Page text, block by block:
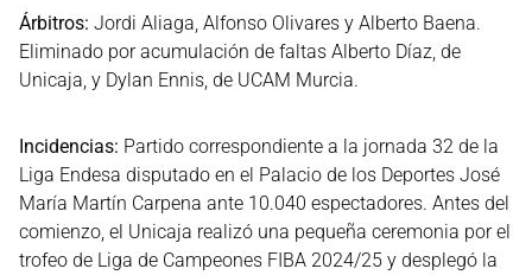
Árbitros: Jordi Aliaga, Alfonso Olivares y Alberto Baena.
Eliminado por acumulación de faltas Alberto Díaz, de
Unicaja, y Dylan Ennis, de UCAM Murcia.
Incidencias: Partido correspondiente a la jornada 32 de la
Liga Endesa disputado en el Palacio de los Deportes José
María Martín Carpena ante 10.040 espectadores. Antes del
comienzo, el Unicaja realizó una pequeña ceremonia por el
trofeo de Liga de Campeones FIBA 2024/25 y desplegó la